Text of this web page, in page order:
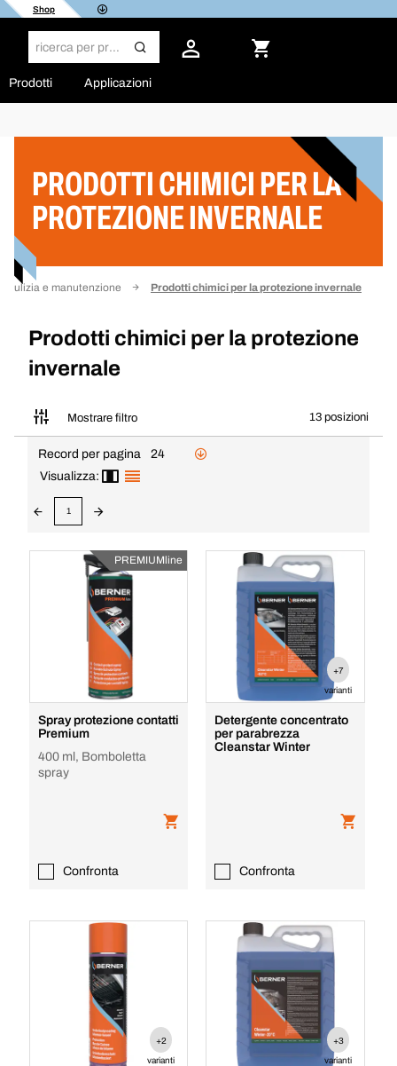
Shop
Prodotti Applicazioni
PRODOTTI CHIMICI PER LA
PROTEZIONE INVERNALE
Pulizia e manutenzione Prodotti chimici per la protezione invernale
Prodotti chimici per la protezione
invernale
Mostrare filtro 13 posizioni
Filtro
Record per pagina
24
Visualizza:
1
PREMIUMline
Spray protezione contatti
Premium
400 ml, Bomboletta
spray
Confronta
+7
varianti
Detergente concentrato
per parabrezza
Cleanstar Winter
Confronta
+2
varianti
+3
varianti